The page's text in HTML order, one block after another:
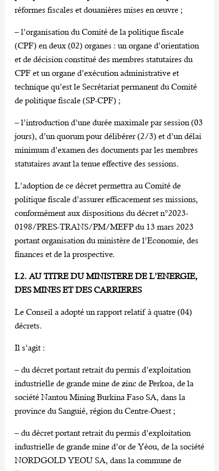
réformes fiscales et douanières mises en œuvre ;
– l’organisation du Comité de la politique fiscale
(CPF) en deux (02) organes : un organe d’orientation
et de décision constitué des membres statutaires du
CPF et un organe d’exécution administrative et
technique qu’est le Secrétariat permanent du Comité
de politique fiscale (SP-CPF) ;
– l’introduction d’une durée maximale par session (03
jours), d’un quorum pour délibérer (2/3) et d’un délai
minimum d’examen des documents par les membres
statutaires avant la tenue effective des sessions.
L’adoption de ce décret permettra au Comité de
politique fiscale d’assurer efficacement ses missions,
conformément aux dispositions du décret n°2023-
0198/PRES-TRANS/PM/MEFP du 13 mars 2023
portant organisation du ministère de l’Economie, des
finances et de la prospective.
I.2. AU TITRE DU MINISTERE DE L’ENERGIE,
DES MINES ET DES CARRIERES
Le Conseil a adopté un rapport relatif à quatre (04)
décrets.
Il s’agit :
– du décret portant retrait du permis d’exploitation
industrielle de grande mine de zinc de Perkoa, de la
société Nantou Mining Burkina Faso SA, dans la
province du Sanguié, région du Centre-Ouest ;
– du décret portant retrait du permis d’exploitation
industrielle de grande mine d’or de Yéou, de la société
NORDGOLD YEOU SA, dans la commune de